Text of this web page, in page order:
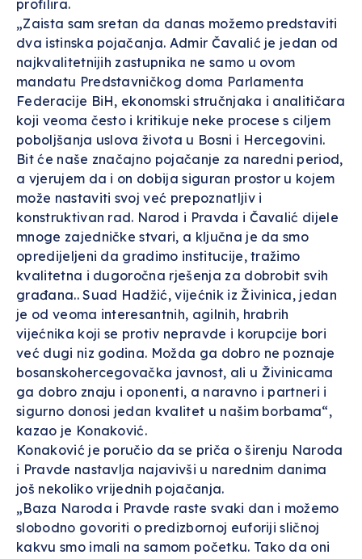
profilira.
„Zaista sam sretan da danas možemo predstaviti
dva istinska pojačanja. Admir Čavalić je jedan od
najkvalitetnijih zastupnika ne samo u ovom
mandatu Predstavničkog doma Parlamenta
Federacije BiH, ekonomski stručnjaka i analitičara
koji veoma često i kritikuje neke procese s ciljem
poboljšanja uslova života u Bosni i Hercegovini.
Bit će naše značajno pojačanje za naredni period,
a vjerujem da i on dobija siguran prostor u kojem
može nastaviti svoj već prepoznatljiv i
konstruktivan rad. Narod i Pravda i Čavalić dijele
mnoge zajedničke stvari, a ključna je da smo
opredijeljeni da gradimo institucije, tražimo
kvalitetna i dugoročna rješenja za dobrobit svih
građana.. Suad Hadžić, vijećnik iz Živinica, jedan
je od veoma interesantnih, agilnih, hrabrih
vijećnika koji se protiv nepravde i korupcije bori
već dugi niz godina. Možda ga dobro ne poznaje
bosanskohercegovačka javnost, ali u Živinicama
ga dobro znaju i oponenti, a naravno i partneri i
sigurno donosi jedan kvalitet u našim borbama“,
kazao je Konaković.
Konaković je poručio da se priča o širenju Naroda
i Pravde nastavlja najavivši u narednim danima
još nekoliko vrijednih pojačanja.
„Baza Naroda i Pravde raste svaki dan i možemo
slobodno govoriti o predizbornoj euforiji sličnoj
kakvu smo imali na samom početku. Tako da oni